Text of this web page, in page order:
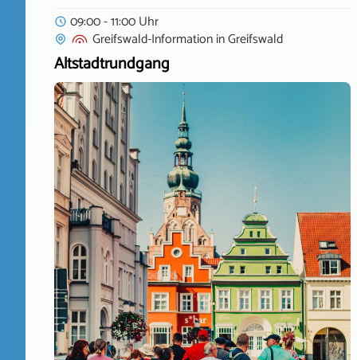
09:00 - 11:00 Uhr
Greifswald-InformationinGreifswald
Altstadtrundgang